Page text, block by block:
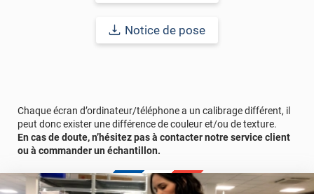
Afin de vous rendre compte de la qualité et de son rendu
Notice de pose
Chaque écran d’ordinateur/téléphone a un calibrage différent, il
peut donc exister une différence de couleur et/ou de texture.
En cas de doute, n’hésitez pas à contacter notre service client
ou à commander un échantillon.